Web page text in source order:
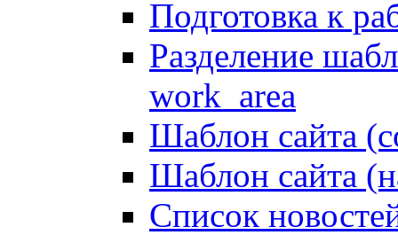
Подготовка к
Разделение
work_area
Шаблон сайта
Шаблон сайта
Список